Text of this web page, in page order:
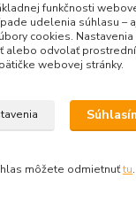
funkčnosti
udelenia súhlasu –
cookies.
alebo odvolať
pätičke webovej stránky.
môžete odmietnuťtu.